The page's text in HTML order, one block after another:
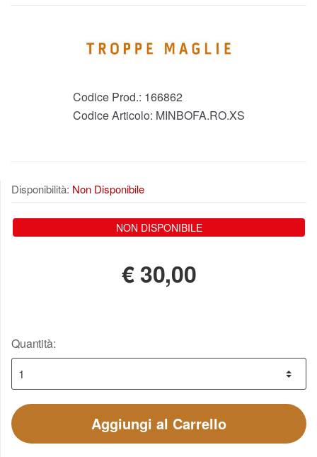
Codice Prod.: 166862
Codice Articolo: MINBOFA.RO.XS
Disponibilità: Non Disponibile
NON DISPONIBILE
€30,00
Quantità:
Aggiungi al Carrello